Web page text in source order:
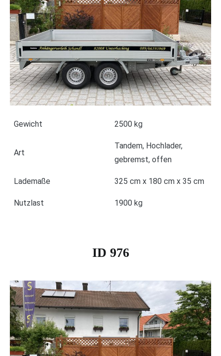
Gewicht 2500 kg
Art
Tandem, Hochlader,
gebremst, offen
Lademaße 325 cm x 180 cm x 35 cm
Nutzlast 1900 kg
ID 976